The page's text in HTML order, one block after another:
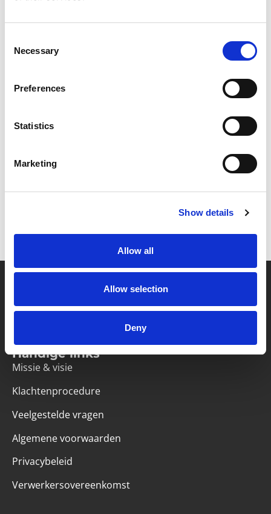
Selection
Necessary
Preferences
Statistics
Marketing
Show details
Allow all
Allow selection
Deny
Partner van mentoren
Handige links
Missie & visie
Klachtenprocedure
Veelgestelde vragen
Algemene voorwaarden
Privacybeleid
Verwerkersovereenkomst